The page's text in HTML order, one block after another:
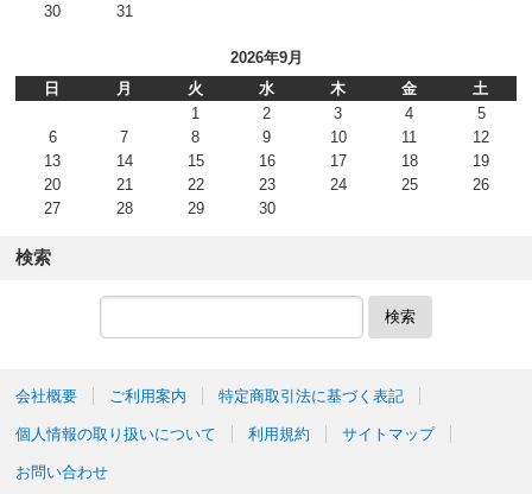
30
31
2026年9月
日
月 火 水 木 金
土
1
2 3 4
5
6
7 8 9 10 11
12
13
14 15 16 17 18
19
20
21 22 23 24 25
26
27
28 29 30
検索
検索
会社概要 ご利用案内 特定商取引法に基づく表記
個人情報の取り扱いについて 利用規約 サイトマップ
お問い合わせ